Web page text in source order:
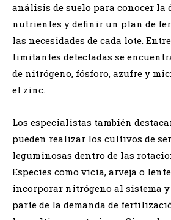
análisis de suelo para conocer la
nutrientes y definir un plan de
las necesidades de cada lote.
limitantes detectadas se
de nitrógeno, fósforo, azufre y
el zinc.
Los especialistas también
pueden realizar los cultivos de
leguminosas dentro de las
Especies como vicia, arveja o
incorporar nitrógeno al sistema
parte de la demanda de